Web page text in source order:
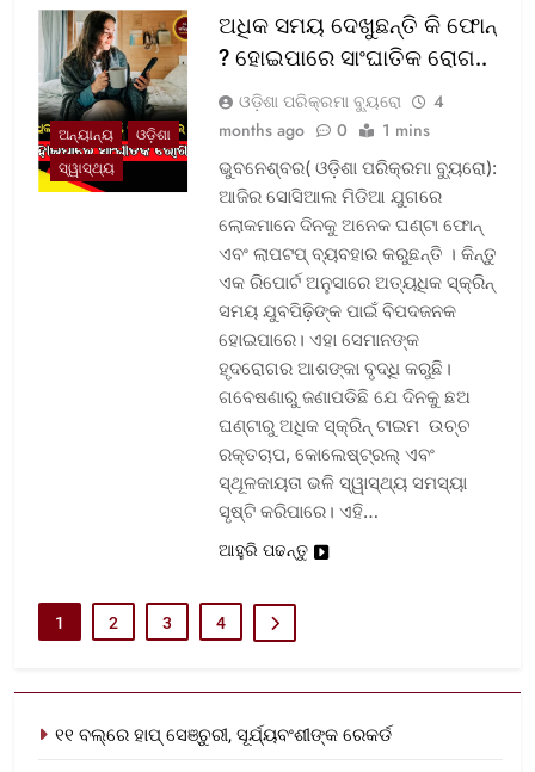
ଅନ୍ୟାନ୍ୟ
ଓଡ଼ିଶା
ସ୍ୱାସ୍ଥ୍ୟ
ଅଧିକ ସମୟ ଦେଖୁଛନ୍ତି କି ଫୋନ୍
? ହୋଇପାରେ ସାଂଘାତିକ ରୋଗ..
ଓଡ଼ିଶା ପରିକ୍ରମା ବ୍ୟୁରୋ
4
months ago
0 1 mins
ଭୁବନେଶ୍ବର( ଓଡ଼ିଶା ପରିକ୍ରମା ବ୍ୟୁରୋ):
ଆଜିର ସୋସିଆଲ ମିଡିଆ ଯୁଗରେ
ଲୋକମାନେ ଦିନକୁ ଅନେକ ଘଣ୍ଟା ଫୋନ୍
ଏବଂ ଲାପଟପ୍ ବ୍ୟବହାର କରୁଛନ୍ତି । କିନ୍ତୁ
ଏକ ରିପୋର୍ଟ ଅନୁସାରେ ଅତ୍ୟଧିକ ସ୍କ୍ରିନ୍
ସମୟ ଯୁବପିଢ଼ିଙ୍କ ପାଇଁ ବିପଦଜନକ
ହୋଇପାରେ। ଏହା ସେମାନଙ୍କ
ହୃଦରୋଗର ଆଶଙ୍କା ବୃଦ୍ଧି କରୁଛି।
ଗବେଷଣାରୁ ଜଣାପଡିଛି ଯେ ଦିନକୁ ଛଅ
ଘଣ୍ଟାରୁ ଅଧିକ ସ୍କ୍ରିନ୍ ଟାଇମ ଉଚ୍ଚ
ରକ୍ତଚାପ, କୋଲେଷ୍ଟ୍ରଲ୍ ଏବଂ
ସ୍ଥୂଳକାୟତା ଭଳି ସ୍ୱାସ୍ଥ୍ୟ ସମସ୍ୟା
ସୃଷ୍ଟି କରିପାରେ। ଏହି…
ଆହୁରି ପଢନ୍ତୁ
1 2 3 4
୧୧ ବଲ୍‌ରେ ହାପ୍ ସେଞ୍ଚୁରୀ, ସୂର୍ଯ୍ୟବଂଶୀଙ୍କ ରେକର୍ଡ